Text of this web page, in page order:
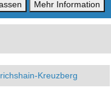
Kreuzberg